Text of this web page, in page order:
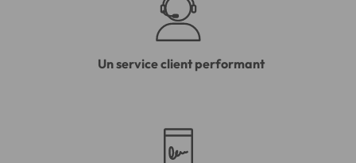
Un service client performant